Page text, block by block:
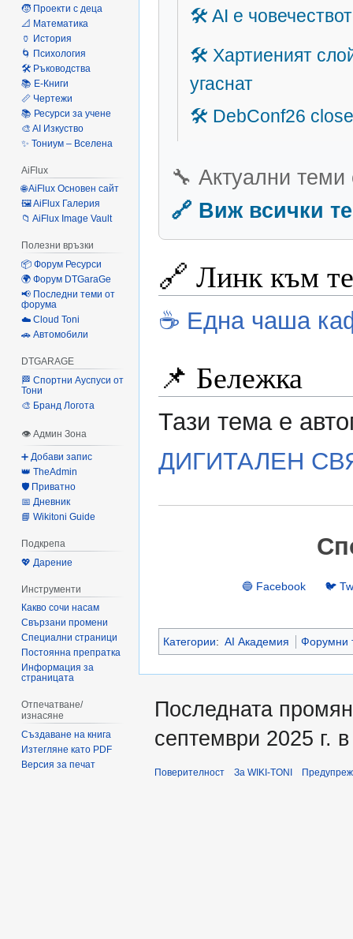
🔧 Актуални
🔗 Виж всички
🔗 Линк към
☕ Една чаша
📌 Бележка
Тази тема е
ДИГИТАЛЕН
🔵 Facebook 🐦
Категории: AI Академия Форумни
🧒 Проекти с деца
📐 Математика
🏺 История
🌀 Психология
🛠️ Ръководства
📚 Е-Книги
📏 Чертежи
📚 Ресурси за учене
🎨 AI Изкуство
✨ Тониум – Вселена
AiFlux
🌐 AiFlux Основен сайт
🖼️ AiFlux Галерия
📁 AiFlux Image Vault
Полезни връзки
📦 Форум Ресурси
🌍 Форум DTGaraGe
📢 Последни теми от
форума
☁️ Cloud Toni
🚗 Автомобили
DTGARAGE
🏁 Спортни Ауспуси от
Тони
🎨 Бранд Логота
👁 Админ Зона
➕ Добави запис
👑 TheAdmin
🛡️ Приватно
📅 Дневник
📘 Wikitoni Guide
Подкрепа
💖 Дарение
Инструменти
Какво сочи насам
Свързани промени
Специални страници
Постоянна препратка
Информация за
страницата
Отпечатване/
изнасяне
Създаване на книга
Изтегляне като PDF
Версия за печат
Последната
септември 2025 г.
Поверителност За WIKI-TONI